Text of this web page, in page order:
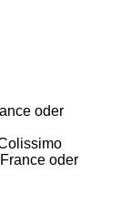
oder
oder